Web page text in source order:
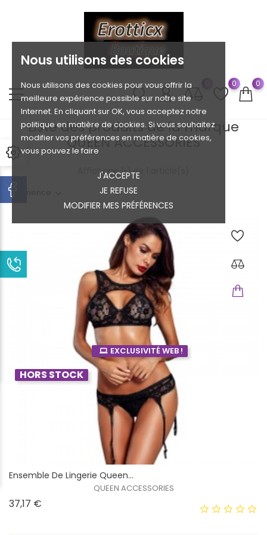
Nous utilisons des cookies
Nous utilisons des cookies pour vous offrir la
meilleure expérience possible sur notre site
Internet. En cliquant sur OK, vous acceptez notre
politique en matière de cookies. Si vous souhaitez
modifier vos préférences en matière de cookies,
vous pouvez le faire
J'ACCEPTE
JE REFUSE
MODIFIER MES PRÉFÉRENCES
0 0
Liste des produits de la marque
QUEEN ACCESSORIES
Pertinence
Affichage 1-1 de 1 article(s)
EXCLUSIVITÉ WEB !
HORS STOCK
Ensemble De Lingerie Queen...
QUEEN ACCESSORIES
37,17 €